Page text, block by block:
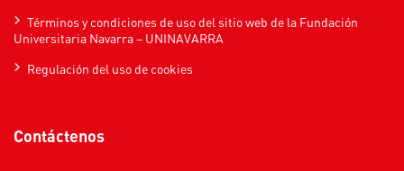
Términos y condiciones de uso del sitio web de la Fundación
Universitaria Navarra – UNINAVARRA
Regulación del uso de cookies
Contáctenos